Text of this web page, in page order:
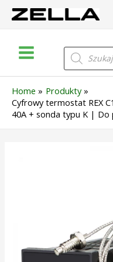
Skip
Menu
produktów
Home
Produkty
Cyfrowy termostat REX
40A + sonda typu K |
400°C